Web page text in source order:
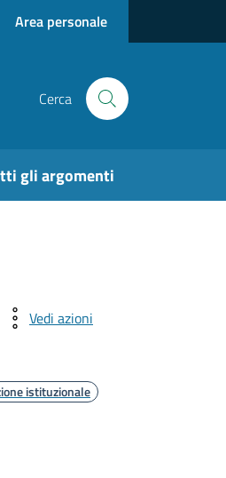
Area personale
Cerca
gli argomenti
Vedi azioni
istituzionale